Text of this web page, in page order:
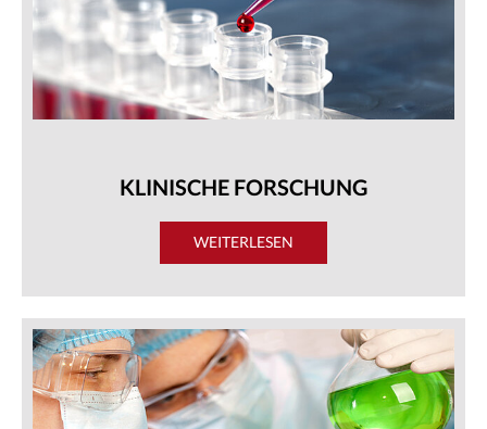
NEWS
KLINISCHE FORSCHUNG
WEITERLESEN